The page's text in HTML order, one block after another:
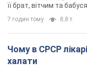
її брат, вітчим та бабуся
7 годин тому 8,8 т.
Чому в СРСР
халати